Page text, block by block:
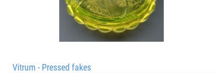
Vitrum - Pressed fakes